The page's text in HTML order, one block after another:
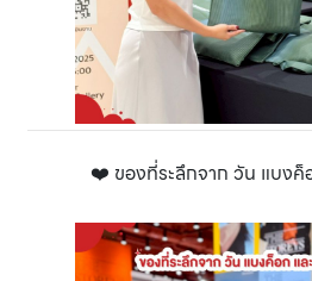
❤️ ของที่ระลึกจาก วัน แบงค็